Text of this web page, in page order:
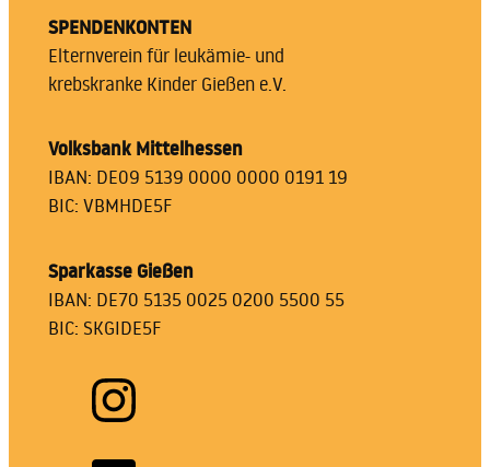
SPENDENKONTEN
Elternverein für leukämie- und
krebskranke Kinder Gießen e.V.
Volksbank Mittelhessen
IBAN: DE09 5139 0000 0000 0191 19
BIC: VBMHDE5F
Sparkasse Gießen
IBAN: DE70 5135 0025 0200 5500 55
BIC: SKGIDE5F